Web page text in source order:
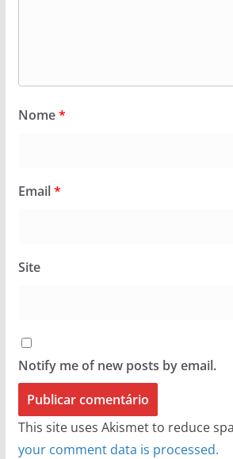
Nome*
Email*
Site
Notify me of new posts by email.
This site uses Akismet to reduce
your comment data is processed.